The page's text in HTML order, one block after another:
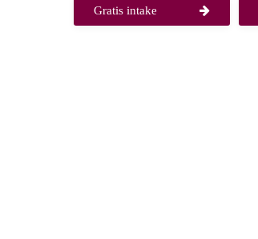
Gratis intake